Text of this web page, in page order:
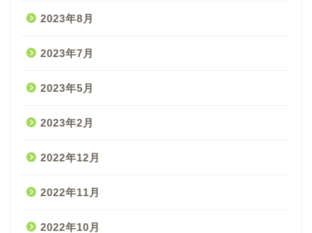
2023年8月
2023年7月
2023年5月
2023年2月
2022年12月
2022年11月
2022年10月